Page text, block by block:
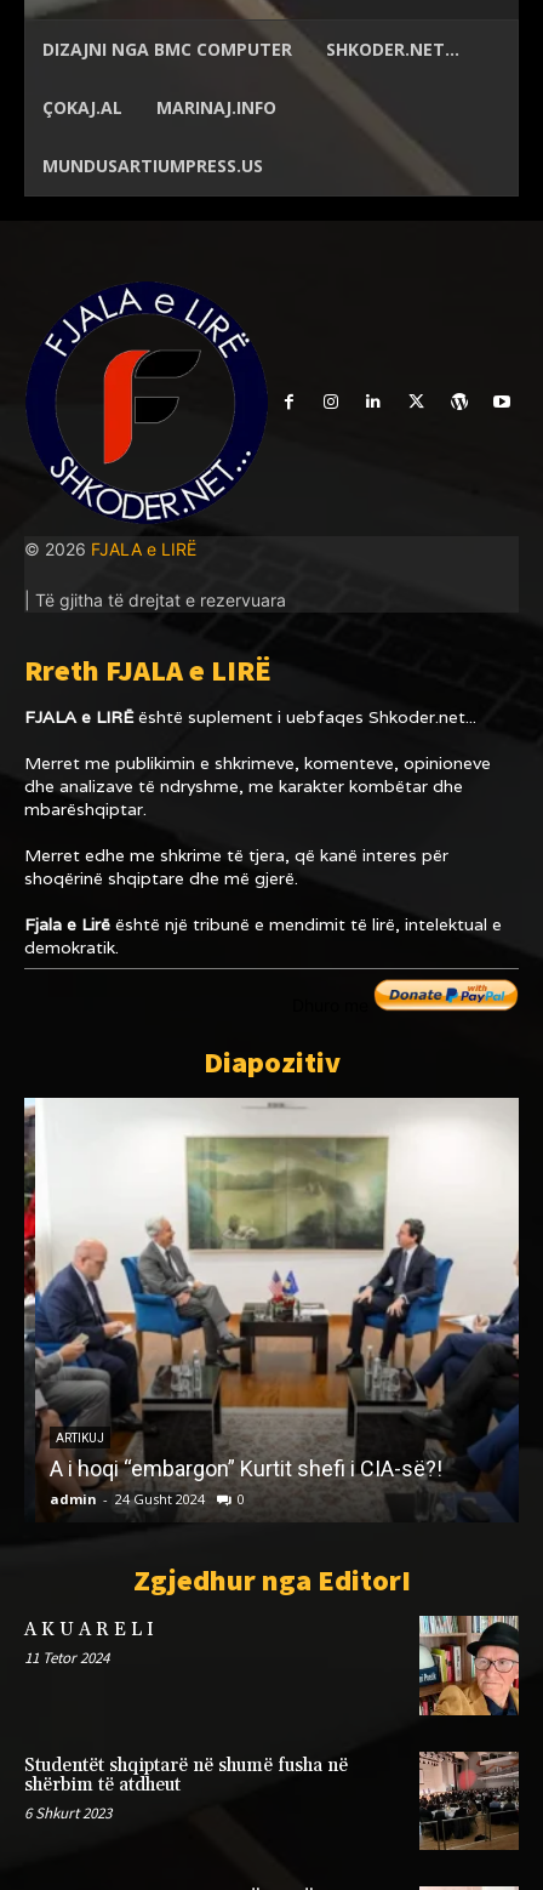
DIZAJNI NGA BMC COMPUTER SHKODER.NET…
ÇOKAJ.AL MARINAJ.INFO
MUNDUSARTIUMPRESS.US
© 2026 FJALA e LIRË
| Të gjitha të drejtat e rezervuara
Rreth FJALA e LIRË
FJALA e LIRËështë suplement i uebfaqes Shkoder.net...
Merret me publikimin e shkrimeve, komenteve, opinioneve
dhe analizave të ndryshme, me karakter kombëtar dhe
mbarëshqiptar.
Merret edhe me shkrime të tjera, që kanë interes për
shoqërinë shqiptare dhe më gjerë.
Fjala e Lirë është një tribunë e mendimit të lirë, intelektual e
demokratik.
Diapozitiv
ARTIKUJ
A i hoqi “embargon” Kurtit shefi i CIA-së?!
admin - 24 Gusht 2024 0
Zgjedhur nga EditorI
A K U A R E L I
11 Tetor 2024
Studentët shqiptarë në shumë fusha në
shërbim të atdheut
6 Shkurt 2023